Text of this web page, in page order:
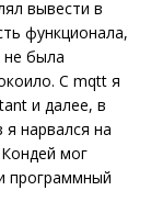
вывести в
функционала,
была
С mqtt я
и далее, в
нарвался на
мог
программный